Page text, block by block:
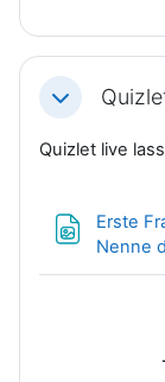
Einklappen
Quizlet live
Erste
Nenne